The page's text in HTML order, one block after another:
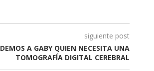
siguiente post
A GABY QUIEN NECESITA UNA
TOMOGRAFÍA DIGITAL CEREBRAL